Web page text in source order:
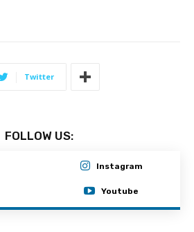
Twitter
FOLLOW US:
Instagram
Youtube